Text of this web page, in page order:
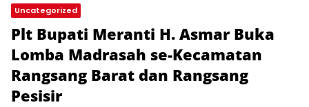
Uncategorized
Plt Bupati Meranti H. Asmar Buka
Lomba Madrasah se-Kecamatan
Rangsang Barat dan Rangsang
Pesisir